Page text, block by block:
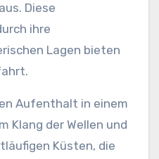
Diese
ihre
Lagen bieten
Aufenthalt in einem
Klang der Wellen und
Küsten, die